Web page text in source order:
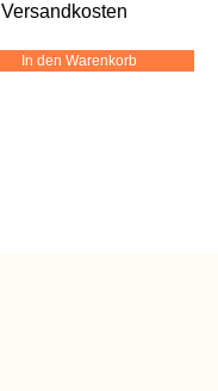
Versandkosten
In den Warenkorb